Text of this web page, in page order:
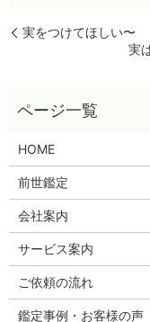
実をつけてほしい
実
HOME
前世鑑定
会社案内
サービス案内
ご依頼の流れ
鑑定事例・お客様の声